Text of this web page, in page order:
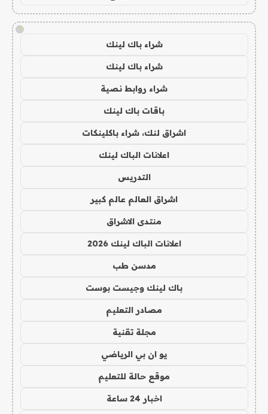
!
شراء باك لينك
شراء باك لينك
شراء روابط نصية
باقات باك لينك
اشراق لنك، شراء باكلينكات
اعلانات الباك لينك
التدريس
اشراق العالم عالم كبير
منتدى الاشراق
اعلانات الباك لينك 2026
مدسن طب
باك لينك وجيست بوست
مصادر التعليم
مجلة تقنية
يو ان بي الرياضي
موقع حالة للتعليم
اخبار 24 ساعة